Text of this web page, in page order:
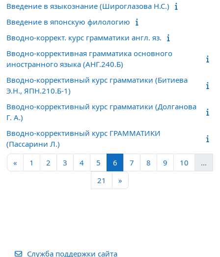
Введение в языкознание (Широглазова Н.С.)
Введение в японскую филологию
Вводно-коррект. курс грамматики англ. яз.
Вводно-коррективная грамматика основного
иностранного языка (АНГ.240.Б)
Вводно-коррективный курс грамматики (Битиева
Э.Н., ЯПН.210.Б-1)
Вводно-коррективный курс грамматики (Долганова
Г. А.)
Вводно-коррективный курс ГРАММАТИКИ
(Пассарини Л.)
« Предыдущая страница
1 Страница 1
2 Страница 2
3 Страница 3
4Страница 4
5 Страница 5
6 Страница 6
7 Страница 7
8 Страница 8
9 Страница 9
10
…
21 Страница 21
»
Служба поддержки сайта